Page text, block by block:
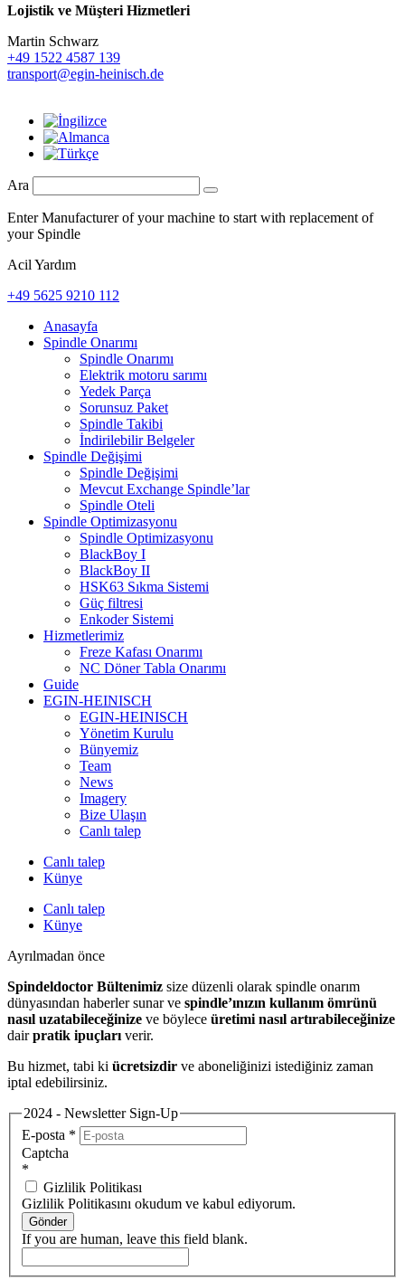
Lojistik ve Müşteri Hizmetleri
Martin Schwarz
+49 1522 4587 139
transport@egin-heinisch.de
Ara
Enter Manufacturer of your machine to start with replacement of
your Spindle
Acil Yardım
+49 5625 9210 112
Anasayfa
Spindle Onarımı
Spindle Onarımı
Elektrik motoru sarımı
Yedek Parça
Sorunsuz Paket
Spindle Takibi
İndirilebilir Belgeler
Spindle Değişimi
Spindle Değişimi
Mevcut Exchange Spindle’lar
Spindle Oteli
Spindle Optimizasyonu
Spindle Optimizasyonu
BlackBoy I
BlackBoy II
HSK63 Sıkma Sistemi
Güç filtresi
Enkoder Sistemi
Hizmetlerimiz
Freze Kafası Onarımı
NC Döner Tabla Onarımı
Guide
EGIN-HEINISCH
EGIN-HEINISCH
Yönetim Kurulu
Bünyemiz
Team
News
Imagery
Bize Ulaşın
Canlı talep
Canlı talep
Künye
Canlı talep
Künye
Ayrılmadan önce
Spindeldoctor Bültenimiz size düzenli olarak spindle onarım
dünyasından haberler sunar ve spindle’ınızın kullanım ömrünü
nasıl uzatabileceğinize ve böylece üretimi nasıl artırabileceğinize
dairpratik ipuçları verir.
Bu hizmet, tabi ki ücretsizdir ve aboneliğinizi istediğiniz zaman
iptal edebilirsiniz.
2024 - Newsletter Sign-Up
E-posta *
Captcha
*
Gizlilik Politikası
Gizlilik Politikasını okudum ve kabul ediyorum.
Gönder
If you are human, leave this field blank.